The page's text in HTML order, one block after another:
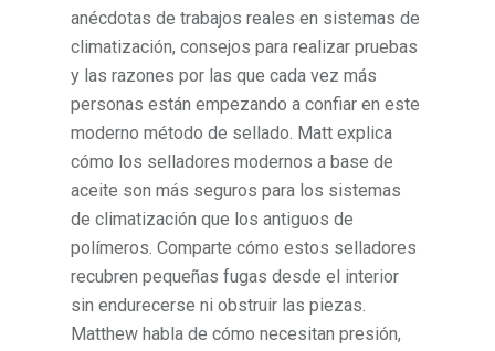
anécdotas de trabajos reales en sistemas de
climatización, consejos para realizar pruebas
y las razones por las que cada vez más
personas están empezando a confiar en este
moderno método de sellado. Matt explica
cómo los selladores modernos a base de
aceite son más seguros para los sistemas
de climatización que los antiguos de
polímeros. Comparte cómo estos selladores
recubren pequeñas fugas desde el interior
sin endurecerse ni obstruir las piezas.
Matthew habla de cómo necesitan presión,